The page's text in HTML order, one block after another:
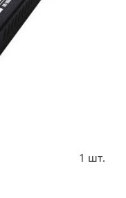
1 шт.